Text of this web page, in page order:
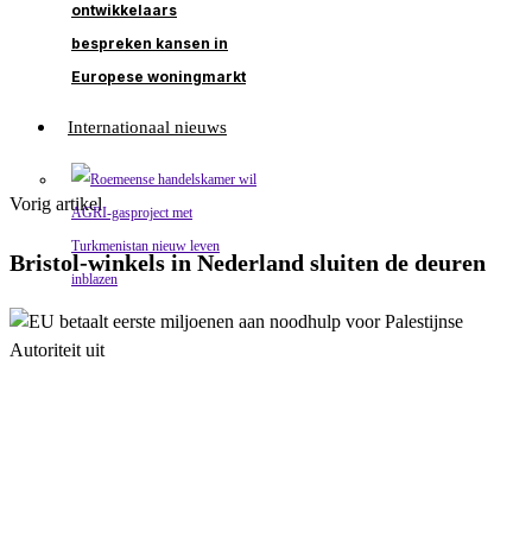
ontwikkelaars
bespreken kansen in
Europese woningmarkt
Internationaal nieuws
Vorig artikel
Bristol-winkels in Nederland sluiten de deuren